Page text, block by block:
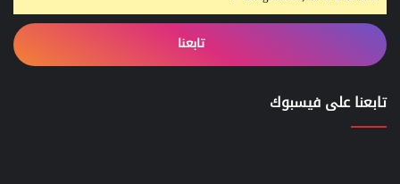
تابعنا
تابعنا على فيسبوك